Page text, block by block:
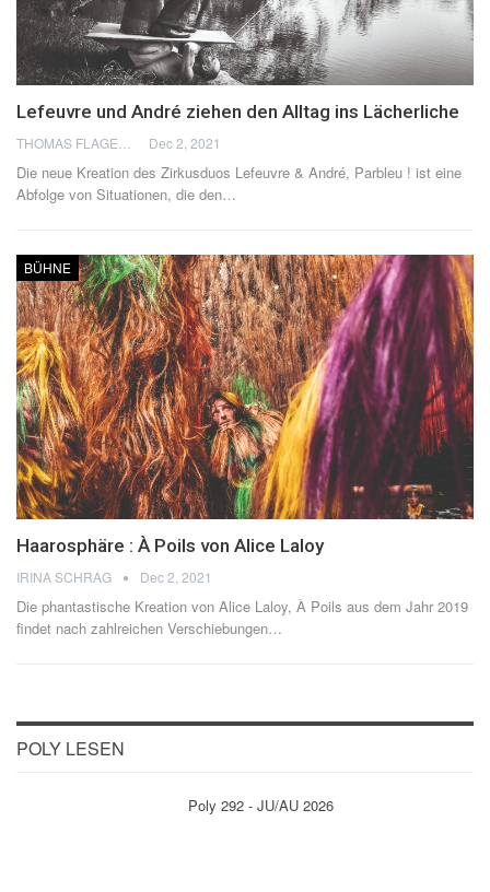
Lefeuvre und André ziehen den Alltag ins Lächerliche
Dec 2, 2021
Die neue Kreation des Zirkusduos Lefeuvre & André, Parbleu ! ist eine
Abfolge von Situationen, die den…
BÜHNE
Haarosphäre : À Poils von Alice Laloy
IRINA SCHRAG Dec 2, 2021
Die phantastische Kreation von Alice Laloy, À Poils aus dem Jahr 2019
findet nach zahlreichen Verschiebungen…
POLY LESEN
Poly 292 - JU/AU 2026